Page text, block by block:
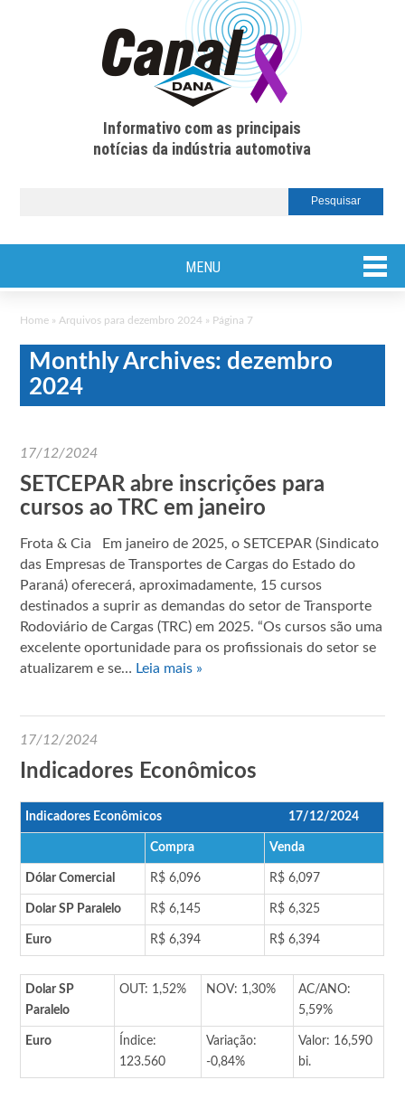
Informativo com as principais
notícias da indústria automotiva
MENU
Home » Arquivos para dezembro 2024 » Página 7
Monthly Archives: dezembro
2024
17/12/2024
SETCEPAR abre inscrições para
cursos ao TRC em janeiro
Frota & Cia Em janeiro de 2025, o SETCEPAR (Sindicato
das Empresas de Transportes de Cargas do Estado do
Paraná) oferecerá, aproximadamente, 15 cursos
destinados a suprir as demandas do setor de Transporte
Rodoviário de Cargas (TRC) em 2025. “Os cursos são uma
excelente oportunidade para os profissionais do setor se
atualizarem e se… Leia mais »
17/12/2024
Indicadores Econômicos
Indicadores Econômicos 17/12/2024
Compra Venda
Dólar Comercial R$ 6,096 R$ 6,097
Dolar SP Paralelo R$ 6,145 R$ 6,325
Euro R$ 6,394 R$ 6,394
Dolar SP
Paralelo
OUT: 1,52% NOV: 1,30%
AC/ANO:
5,59%
Euro
Índice:
123.560
Variação:
-0,84%
Valor: 16,590
bi.